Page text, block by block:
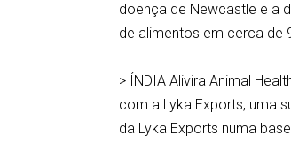
doença de Newcastle e a
de alimentos em cerca de
> ÍNDIA Alivira Animal
com a Lyka Exports, uma
da Lyka Exports numa